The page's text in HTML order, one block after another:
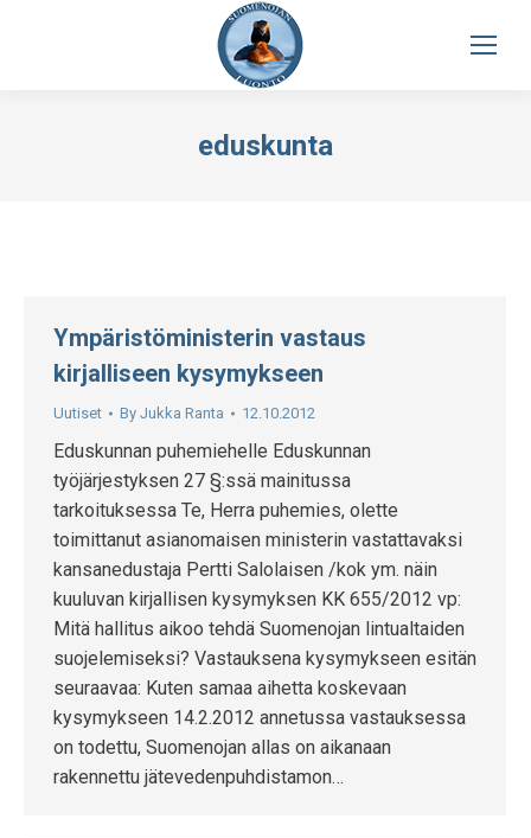
eduskunta
Ympäristöministerin vastaus
kirjalliseen kysymykseen
Uutiset By Jukka Ranta 12.10.2012
Eduskunnan puhemiehelle Eduskunnan
työjärjestyksen 27 §:ssä mainitussa
tarkoituksessa Te, Herra puhemies, olette
toimittanut asianomaisen ministerin vastattavaksi
kansanedustaja Pertti Salolaisen /kok ym. näin
kuuluvan kirjallisen kysymyksen KK 655/2012 vp:
Mitä hallitus aikoo tehdä Suomenojan lintualtaiden
suojelemiseksi? Vastauksena kysymykseen esitän
seuraavaa: Kuten samaa aihetta koskevaan
kysymykseen 14.2.2012 annetussa vastauksessa
on todettu, Suomenojan allas on aikanaan
rakennettu jätevedenpuhdistamon…